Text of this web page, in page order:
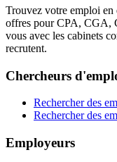
Trouvez votre emploi en
offres pour CPA, CGA,
vous avec les cabinets
recrutent.
Chercheurs
Rechercher des
Rechercher des
Employeurs